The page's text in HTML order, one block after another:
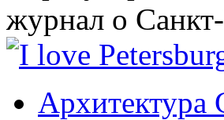
журнал о
Архитектура